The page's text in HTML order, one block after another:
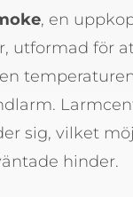
, en
utformad för
sig, vilket
hinder.